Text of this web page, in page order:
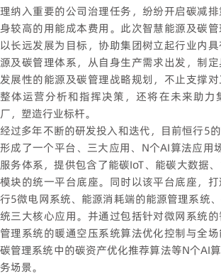
理纳入重要的公司治理任务，纷纷开启碳减
身较高的用能成本费用。此次智慧能源及碳管
以长远发展为目标，协助集团树立起行业内
源及碳管理体系，从自身生产需求出发，制
发展性的能源及碳管理战略规划，不止支撑
整体运营分析和指挥决策，还将在未来助力
厂，塑造行业标杆。
经过多年不断的研发投入和迭代，目前恒行5
形成了一个平台、三大应用、N个AI算法应
服务体系，提供包含了能碳IoT、能碳大数据
模块的统一平台底座。同时以该平台底座，
行5微电网系统、能源消耗端的能源管理系统
统三大核心应用。并通过包括针对微网系统
管理系统的暖通空压系统算法优化控制与全
碳管理系统中的碳资产优化推荐算法等N个AI
务场景。